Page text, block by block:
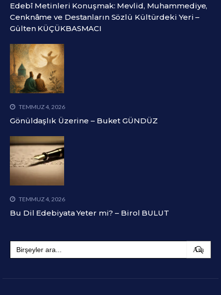
Edebî Metinleri Konuşmak: Mevlid, Muhammediye,
Cenknâme ve Destanların Sözlü Kültürdeki Yeri –
Gülten KÜÇÜKBASMACI
TEMMUZ 4, 2026
Gönüldaşlık Üzerine – Buket GÜNDÜZ
TEMMUZ 4, 2026
Bu Dil Edebiyata Yeter mi? – Birol BULUT
Search
for: